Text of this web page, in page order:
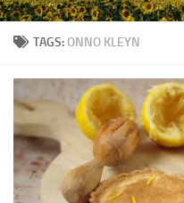
TAGS:ONNO KLEYN